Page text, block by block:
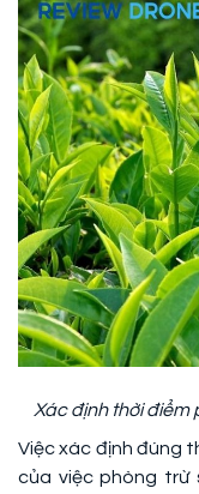
Xác định thời điểm
Việc xác định đúng
của việc phòng trừ